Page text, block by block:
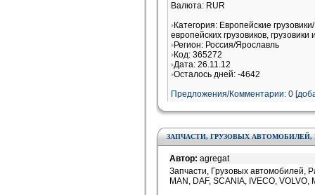
Валюта: RUR
Категория: Европейские
европейских грузовиков, грузовики
Регион: Россия/Ярославль
Код: 365272
Дата: 26.11.12
Осталось дней: -4642
Предложения/Комментарии: 0
ЗАПЧАСТИ, ГРУЗОВЫХ АВТОМОБИЛЕЙ,
Автор: agregat
Запчасти, Грузовых автомобилей,
MAN, DAF, SCANIA, IVECO,